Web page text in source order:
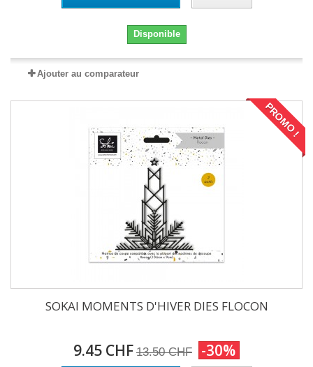
Disponible
Ajouter au comparateur
PROMO !
SOKAI MOMENTS D'HIVER DIES FLOCON
9.45 CHF 13.50 CHF -30%